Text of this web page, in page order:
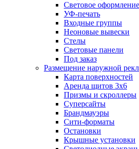
Световое
УФ-печать
Входные группы
Неоновые вывески
Стелы
Световые панели
Под заказ
Размещение наружной
Карта поверхностей
Аренда щитов 3х6
Призмы и скроллеры
Суперсайты
Брандмауэры
Сити-форматы
Остановки
Крышные установки